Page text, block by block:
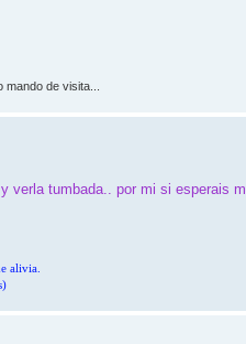
de visita...
verla tumbada.. por mi si esperais
alivia.